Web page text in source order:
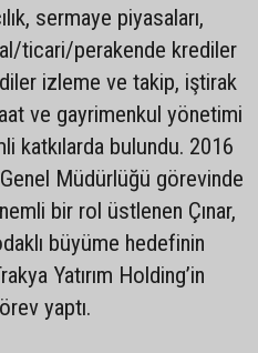
sermaye piyasaları,
ticari/perakende krediler
izleme ve takip, iştirak
ve gayrimenkul yönetimi
katkılarda bulundu. 2016
Genel Müdürlüğü görevinde
bir rol üstlenen Çınar,
büyüme hedefinin
Yatırım Holding’in
yaptı.